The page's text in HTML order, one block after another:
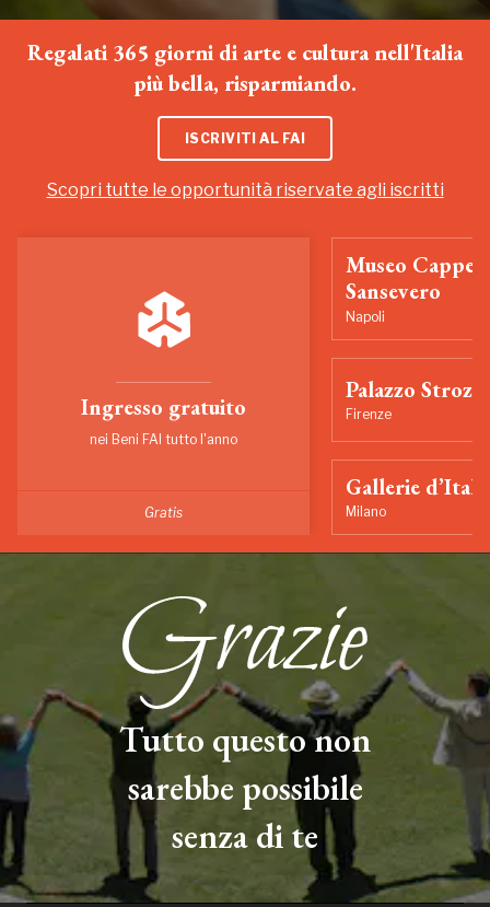
Regalati 365 giorni di arte e cultura nell'Italia
più bella, risparmiando.
ISCRIVITI AL FAI
Scopri tutte le opportunità riservate agli iscritti
Ingresso gratuito
nei Beni FAI tutto l'anno
Gratis
Museo
Sansevero
Napoli
Palazzo Strozzi
Firenze
Gallerie
Milano
Tutto questo non
sarebbe possibile
senza di te